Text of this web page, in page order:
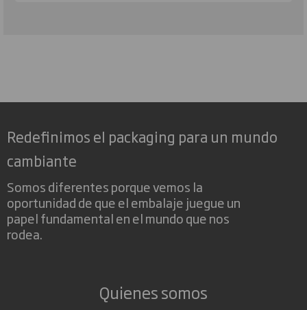
Redefinimos el packaging para un mundo
cambiante
Somos diferentes porque vemos la
oportunidad de que el embalaje juegue un
papel fundamental en el mundo que nos
rodea.
Quienes somos